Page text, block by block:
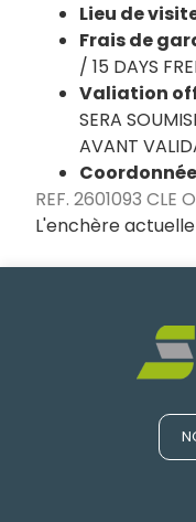
Lieu de
Frais de
/ 15 DAYS
Valiation
SERA
AVANT
REF. 2601093 CLE
L'enchère